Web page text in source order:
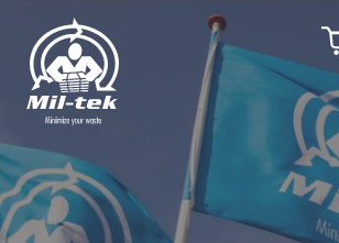
Balenpersen en